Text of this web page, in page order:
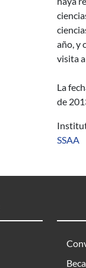
año, y
visita
La
de
SSAA